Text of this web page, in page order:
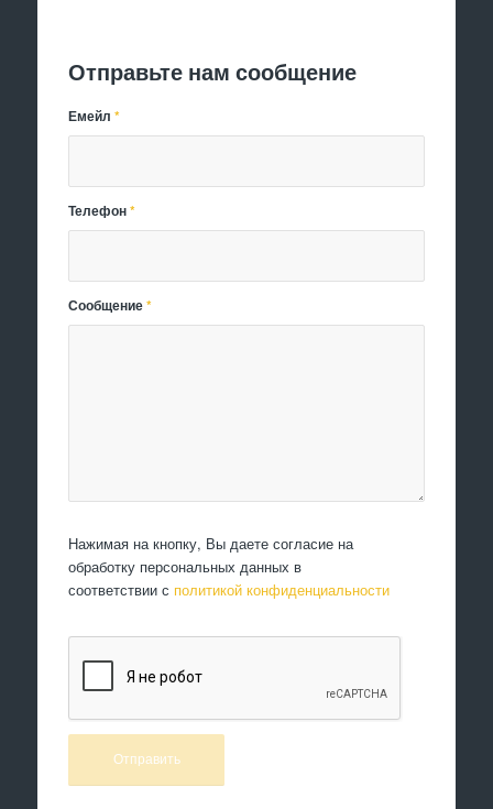
Отправьте нам сообщение
Емейл*
Телефон*
Сообщение*
Нажимая на кнопку, Вы даете согласие на
обработку персональных данных в
соответствии с политикой конфиденциальности